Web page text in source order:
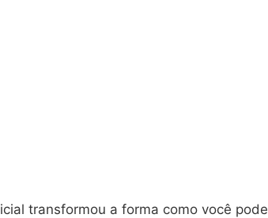
transformou a forma como você pode